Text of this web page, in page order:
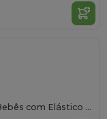
Boné de Algodão para Bebês com Elástico Confortável